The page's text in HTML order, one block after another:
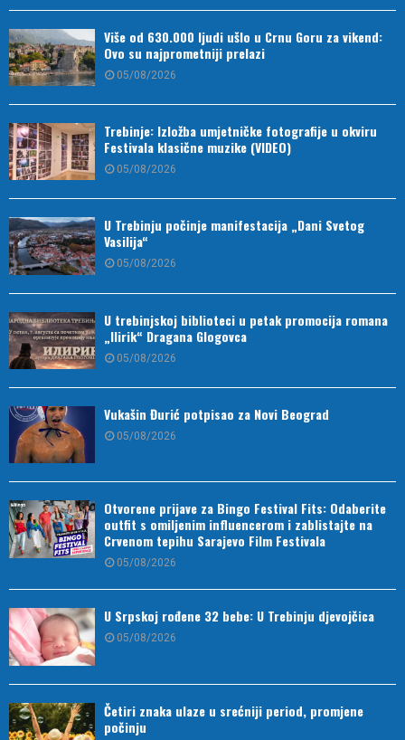
Više od 630.000 ljudi ušlo u Crnu Goru za vikend:
Ovo su najprometniji prelazi
05/08/2026
Trebinje: Izložba umjetničke fotografije u okviru
Festivala klasične muzike (VIDEO)
05/08/2026
U Trebinju počinje manifestacija „Dani Svetog
Vasilija“
05/08/2026
U trebinjskoj biblioteci u petak promocija romana
„Ilirik“ Dragana Glogovca
05/08/2026
Vukašin Đurić potpisao za Novi Beograd
05/08/2026
Otvorene prijave za Bingo Festival Fits: Odaberite
outfit s omiljenim influencerom i zablistajte na
Crvenom tepihu Sarajevo Film Festivala
05/08/2026
U Srpskoj rođene 32 bebe: U Trebinju djevojčica
05/08/2026
Četiri znaka ulaze u srećniji period, promjene
počinju